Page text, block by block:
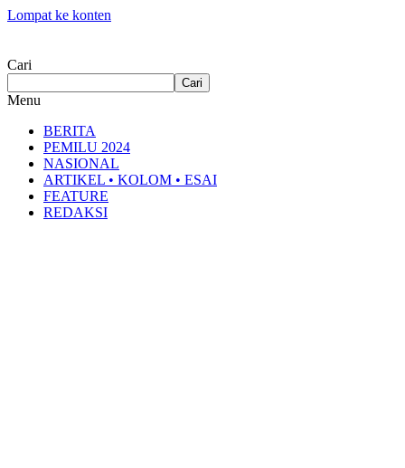
Lompat ke konten
Cari
Cari
Menu
BERITA
PEMILU 2024
NASIONAL
ARTIKEL • KOLOM • ESAI
FEATURE
REDAKSI